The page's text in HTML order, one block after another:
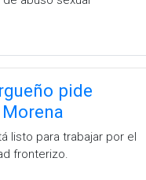
pide
listo para trabajar por el
fronterizo.